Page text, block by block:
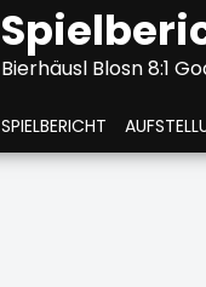
Bierhäusl Blosn 8:1
SPIELBERICHT